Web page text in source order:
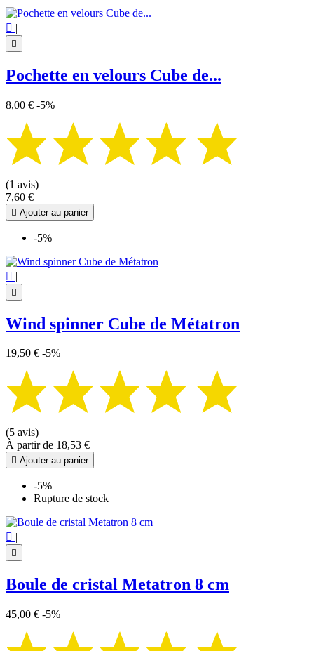
 |

Pochette en velours Cube de...
8,00 € -5%
(1 avis)
7,60 €
 Ajouter au panier
-5%
 |

Wind spinner Cube de Métatron
19,50 € -5%
(5 avis)
À partir de 18,53 €
 Ajouter au panier
-5%
Rupture de stock
 |

Boule de cristal Metatron 8 cm
45,00 € -5%